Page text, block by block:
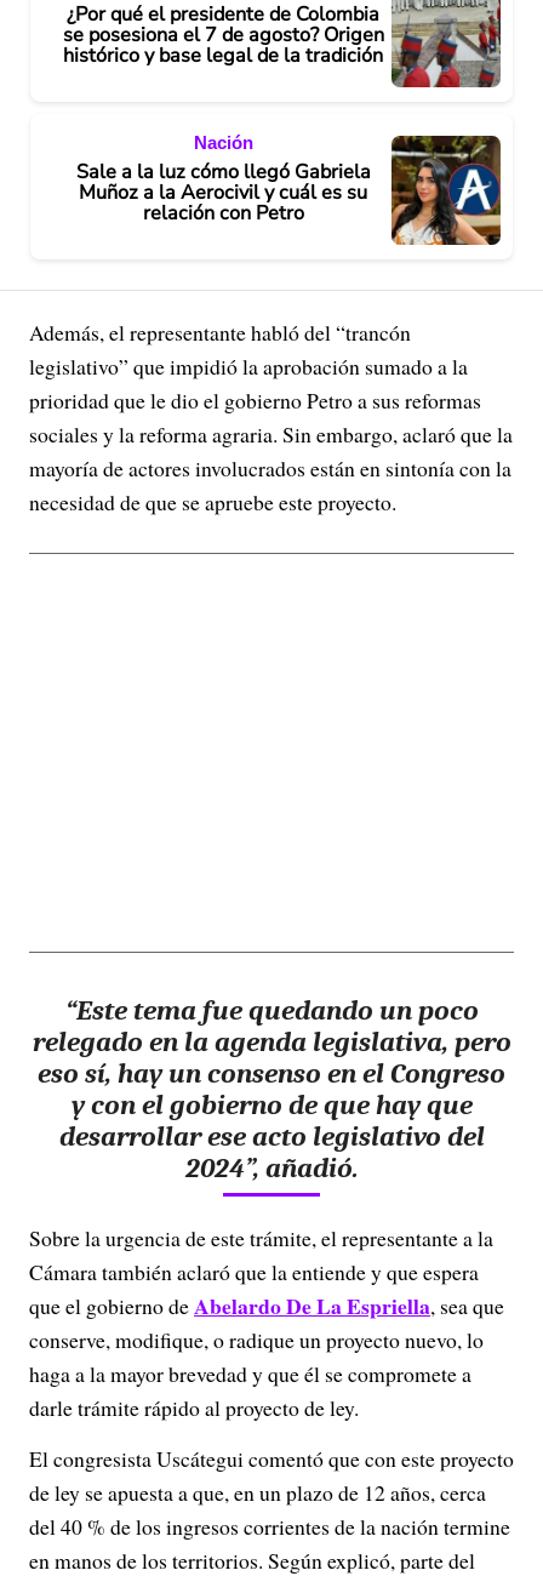
¿Por qué el presidente de Colombia
se posesiona el 7 de agosto? Origen
histórico y base legal de la tradición
Nación
Sale a la luz cómo llegó Gabriela
Muñoz a la Aerocivil y cuál es su
relación con Petro
Además, el representante habló del “trancón
legislativo” que impidió la aprobación sumado a la
prioridad que le dio el gobierno Petro a sus reformas
sociales y la reforma agraria. Sin embargo, aclaró que la
mayoría de actores involucrados están en sintonía con la
necesidad de que se apruebe este proyecto.
“Este tema fue quedando un poco
relegado en la agenda legislativa, pero
eso sí, hay un consenso en el Congreso
y con el gobierno de que hay que
desarrollar ese acto legislativo del
2024”, añadió.
Sobre la urgencia de este trámite, el representante a la
Cámara también aclaró que la entiende y que espera
que el gobierno deAbelardo De La Espriella, sea que
conserve, modifique, o radique un proyecto nuevo, lo
haga a la mayor brevedad y que él se compromete a
darle trámite rápido al proyecto de ley.
El congresista Uscátegui comentó que con este proyecto
de ley se apuesta a que, en un plazo de 12 años, cerca
del 40 % de los ingresos corrientes de la nación termine
en manos de los territorios. Según explicó, parte del